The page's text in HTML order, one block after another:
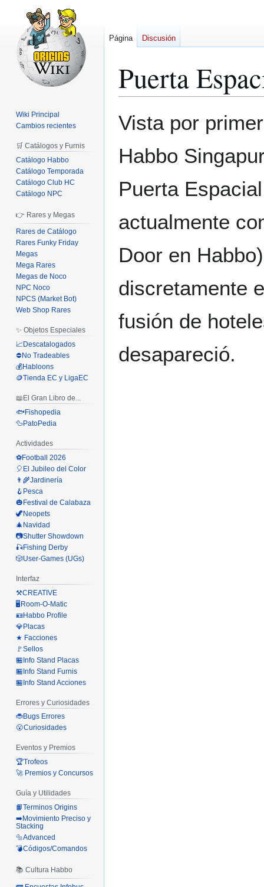
Puerta
a
navegación
a
búsqueda
Vista por
Habbo
Puerta
actualmente
Door en
discretamente
fusión de
desapareció.
Página Discusión
Wiki Principal
Cambios recientes
🛒 Catálogos y Furnis
Catálogo Habbo
Catálogo Temporada
Catálogo Club HC
Catálogo NPC
👉 Rares y Megas
Rares de Catálogo
Rares Funky Friday
Megas
Mega Rares
Megas de Noco
NPC Noco
NPCS (Market Bot)
Web Shop Rares
✨ Objetos Especiales
📈Descatalogados
⛔No Tradeables
💰Habloons
🪙Tienda EC y LigaEC
📖El Gran Libro de...
🐟Fishopedia
🦆PatoPedia
Actividades
⚽Football 2026
🎈El Jubileo del Color
👨‍🌾Jardinería
🪝Pesca
🎃Festival de Calabaza
🦖Neopets
🎄Navidad
📷Shutter Showdown
🎣Fishing Derby
🎲User-Games (UGs)
Interfaz
⚒️CREATIVE
🖥️Room-O-Matic
🪪Habbo Profile
💎Placas
★ Facciones
🚩Sellos
🏪Info Stand Placas
🏪Info Stand Furnis
🏪Info Stand Acciones
Errores y Curiosidades
🐞Bugs Errores
😮Curiosidades
Eventos y Premios
🏆Trofeos
🚀 Premios y Concursos
Guía y Utilidades
📙Terminos Origins
➡️Movimiento Preciso y
Stacking
🔩Advanced
💣Códigos/Comandos
📚 Cultura Habbo